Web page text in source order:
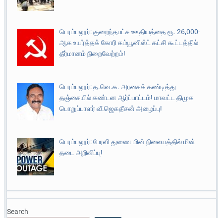
பெரம்பலூர்: குறைந்தபட்ச ஊதியத்தை ரூ. 26,000-
ஆக உயர்த்தக் கோரி கம்யூனிஸ்ட் கட்சி கூட்டத்தில்
தீர்மானம் நிறைவேற்றம்!
பெரம்பலூர்: த.வெ.க. அரசைக் கண்டித்து
தஞ்சையில் கண்டன ஆர்ப்பாட்டம்! மாவட்ட திமுக
பொறுப்பாளர் வீ.ஜெகதீசன் அழைப்பு!
பெரம்பலூர்: பேரளி துணை மின் நிலையத்தில் மின்
தடை அறிவிப்பு!
Search